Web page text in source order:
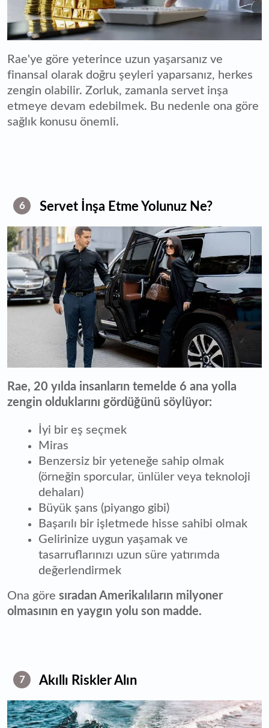
Rae'ye göre yeterince uzun yaşarsanız ve
finansal olarak doğru şeyleri yaparsanız, herkes
zengin olabilir. Zorluk, zamanla servet inşa
etmeye devam edebilmek. Bu nedenle ona göre
sağlık konusu önemli.
6 Servet İnşa Etme Yolunuz Ne?
Rae, 20 yılda insanların temelde 6 ana yolla
zengin olduklarını gördüğünü söylüyor:
İyi bir eş seçmek
Miras
Benzersiz bir yeteneğe sahip olmak
(örneğin sporcular, ünlüler veya teknoloji
dehaları)
Büyük şans (piyango gibi)
Başarılı bir işletmede hisse sahibi olmak
Gelirinize uygun yaşamak ve
tasarruflarınızı uzun süre yatırımda
değerlendirmek
Ona göre sıradan Amerikalıların milyoner
olmasının en yaygın yolu son madde.
7 Akıllı Riskler Alın